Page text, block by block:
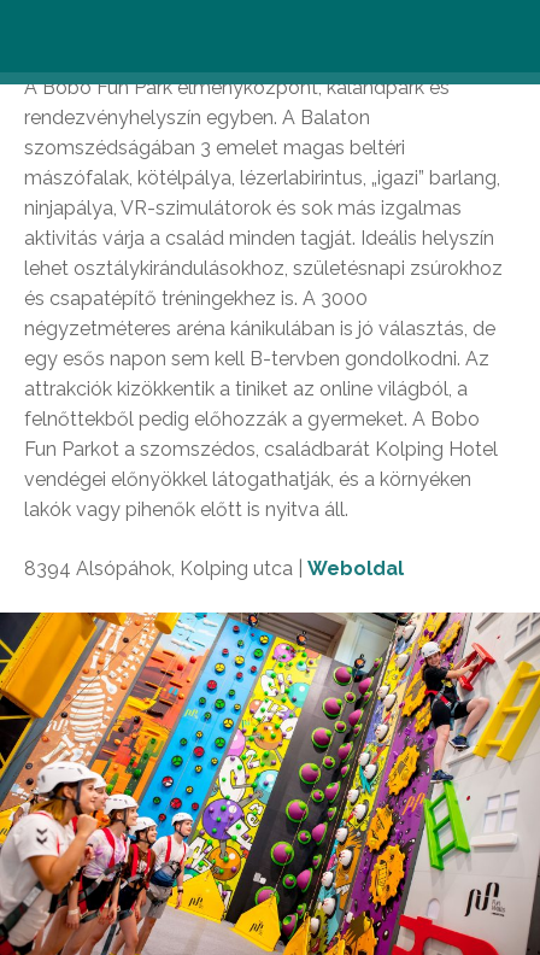
A Bobo Fun Park élményközpont, kalandpark és
rendezvényhelyszín egyben. A Balaton
szomszédságában 3 emelet magas beltéri
mászófalak, kötélpálya, lézerlabirintus, „igazi” barlang,
ninjapálya, VR-szimulátorok és sok más izgalmas
aktivitás várja a család minden tagját. Ideális helyszín
lehet osztálykirándulásokhoz, születésnapi zsúrokhoz
és csapatépítő tréningekhez is. A 3000
négyzetméteres aréna kánikulában is jó választás, de
egy esős napon sem kell B-tervben gondolkodni. Az
attrakciók kizökkentik a tiniket az online világból, a
felnőttekből pedig előhozzák a gyermeket. A Bobo
Fun Parkot a szomszédos, családbarát Kolping Hotel
vendégei előnyökkel látogathatják, és a környéken
lakók vagy pihenők előtt is nyitva áll.
8394 Alsópáhok, Kolping utca | Weboldal